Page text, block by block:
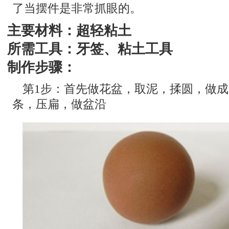
了当摆件是非常抓眼的。
主要材料：超轻粘土
所需工具：牙签、粘土工具
制作步骤：
第1步：首先做花盆，取泥，揉圆，做
条，压扁，做盆沿